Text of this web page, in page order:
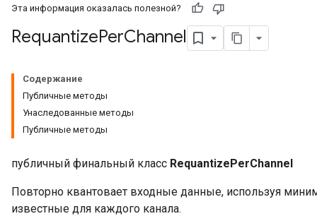
Эта информация оказалась полезной?
RequantizePerChannel
Содержание
Публичные методы
Унаследованные методы
Публичные методы
публичный финальный класс RequantizePerChannel
Повторно квантовает входные данные, используя
известные для каждого канала.